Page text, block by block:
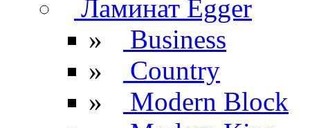
Ламинат Egger
»
Business
»
Country
»
Modern Block